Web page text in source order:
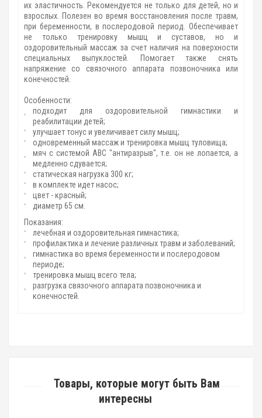
их эластичность. Рекомендуется не только для детей, но и
взрослых. Полезен во время восстановления после травм,
при беременности, в послеродовой период. Обеспечивает
не только тренировку мышц и суставов, но и
оздоровительный массаж за счет наличия на поверхности
специальных выпуклостей. Помогает также снять
напряжение со связочного аппарата позвоночника или
конечностей.
Особенности:
подходит для оздоровительной гимнастики и
реабилитации детей;
улучшает тонус и увеличивает силу мышц;
одновременный массаж и тренировка мышц туловища;
мяч с системой АВС "антиразрыв", т.е. он не лопается, а
медленно сдувается;
статическая нагрузка 300 кг;
в комплекте идет насос;
цвет - красный;
диаметр 65 см.
Показания:
лечебная и оздоровительная гимнастика;
профилактика и лечение различных травм и заболеваний;
гимнастика во время беременности и послеродовом
периоде;
тренировка мышц всего тела;
разгрузка связочного аппарата позвоночника и
конечностей.
Товары, которые могут быть Вам
интересны